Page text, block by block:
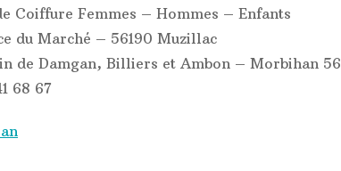
Coiffure Femmes – Hommes – Enfants
du Marché – 56190 Muzillac
de Damgan, Billiers et Ambon – Morbihan 56
68 67